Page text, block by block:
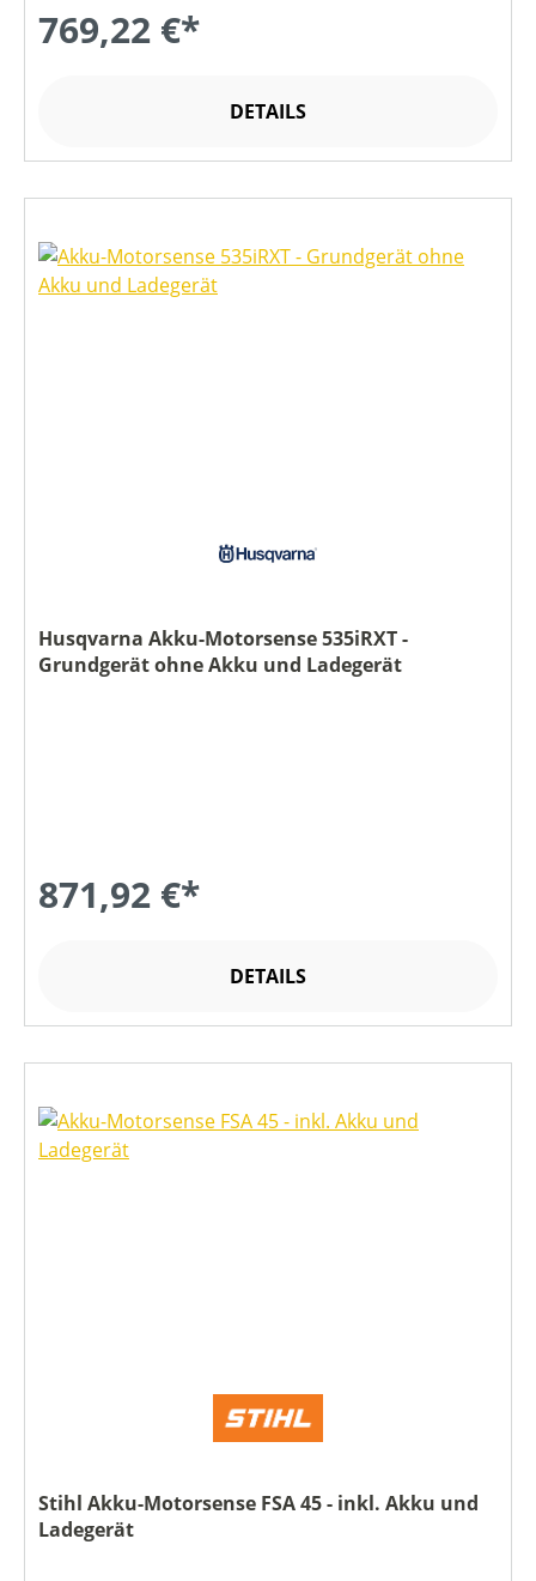
769,22 €*
DETAILS
Husqvarna Akku-Motorsense 535iRXT -
Grundgerät ohne Akku und Ladegerät
871,92 €*
DETAILS
Stihl Akku-Motorsense FSA 45 - inkl. Akku und
Ladegerät